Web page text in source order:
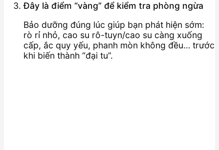
Đây là điểm “vàng” để kiểm tra phòng ngừa
Bảo dưỡng đúng lúc giúp bạn phát hiện sớm:
rò rỉ nhỏ, cao su rô-tuyn/cao su càng xuống
cấp, ắc quy yếu, phanh mòn không đều… trước
khi biến thành “đại tu”.